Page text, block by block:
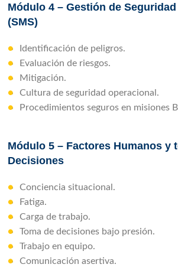
Módulo 4 – Gestión de
(SMS)
Identificación de peligros.
Evaluación de riesgos.
Mitigación.
Cultura de seguridad operacional.
Procedimientos seguros en misiones
Módulo 5 – Factores Humanos y
Decisiones
Conciencia situacional.
Fatiga.
Carga de trabajo.
Toma de decisiones bajo presión.
Trabajo en equipo.
Comunicación asertiva.